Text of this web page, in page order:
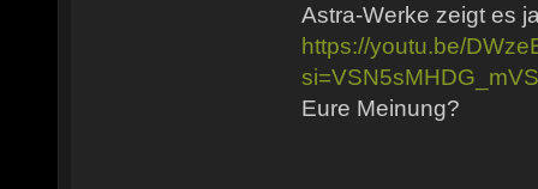
Astra-Werke zeigt es
https://youtu.be/
Eure Meinung?